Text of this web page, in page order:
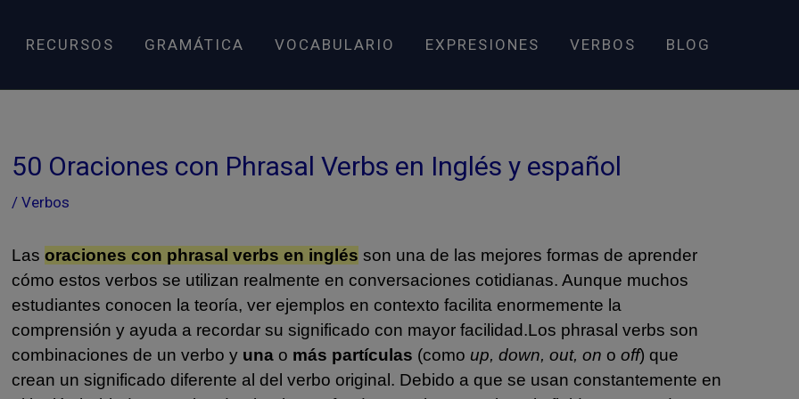
RECURSOS GRAMÁTICA VOCABULARIO EXPRESIONES VERBOS BLOG
50 Oraciones con Phrasal Verbs en Inglés y español
/ Verbos
Las oraciones con phrasal verbs en inglés son una de las mejores formas de aprender
cómo estos verbos se utilizan realmente en conversaciones cotidianas. Aunque muchos
estudiantes conocen la teoría, ver ejemplos en contexto facilita enormemente la
comprensión y ayuda a recordar su significado con mayor facilidad.Los phrasal verbs son
combinaciones de un verbo y unao más partículas (como up, down, out, on o off) que
crean un significado diferente al del verbo original. Debido a que se usan constantemente en